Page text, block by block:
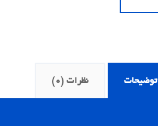
توضیحات نظرات (0)